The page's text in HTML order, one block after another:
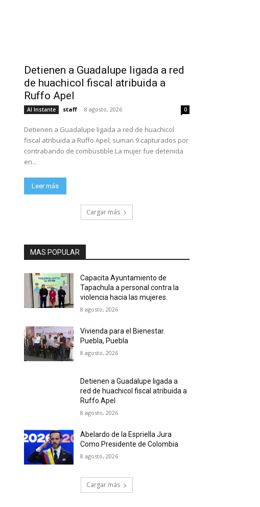
Detienen a Guadalupe ligada a red
de huachicol fiscal atribuida a
Ruffo Apel
Al Instante staff - 8 agosto, 2026 0
Detienen a Guadalupe ligada a red de huachicol
fiscal atribuida a Ruffo Apel; suman 9 capturados por
contrabando de combustible La mujer fue detenida
en...
Leer más
Cargar más
MAS POPULAR
Capacita Ayuntamiento de
Tapachula a personal contra la
violencia hacia las mujeres.
8 agosto, 2026
Vivienda para el Bienestar.
Puebla, Puebla
8 agosto, 2026
Detienen a Guadalupe ligada a
red de huachicol fiscal atribuida a
Ruffo Apel
8 agosto, 2026
Abelardo de la Espriella Jura
Como Presidente de Colombia
8 agosto, 2026
Cargar más